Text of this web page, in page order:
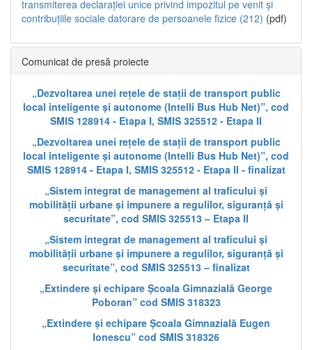
transmiterea declarației unice privind impozitul pe venit și
contribuțiile sociale datorare de persoanele fizice (212) (pdf)
Comunicat de presă proiecte
„Dezvoltarea unei rețele de stații de transport public
local inteligente și autonome (Intelli Bus Hub Net)”, cod
SMIS 128914 - Etapa I, SMIS 325512 - Etapa II
„Dezvoltarea unei rețele de stații de transport public
local inteligente și autonome (Intelli Bus Hub Net)”, cod
SMIS 128914 - Etapa I, SMIS 325512 - Etapa II - finalizat
„Sistem integrat de management al traficului și
mobilității urbane și impunere a regulilor, siguranță și
securitate”, cod SMIS 325513 – Etapa II
„Sistem integrat de management al traficului și
mobilității urbane și impunere a regulilor, siguranță și
securitate”, cod SMIS 325513 – finalizat
„Extindere și echipare Școala Gimnazială George
Poboran” cod SMIS 318323
„Extindere și echipare Școala Gimnazială Eugen
Ionescu” cod SMIS 318326